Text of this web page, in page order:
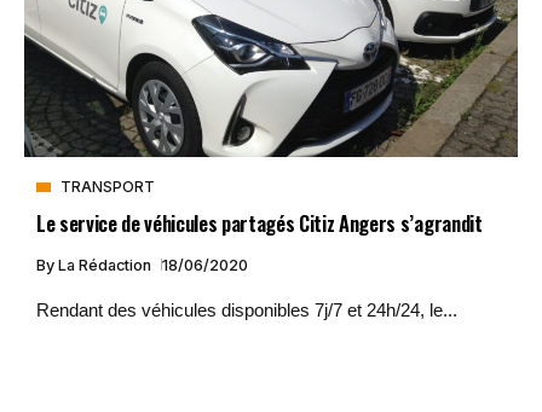
TRANSPORT
Le service de véhicules partagés Citiz Angers s’agrandit
By La Rédaction 18/06/2020
Rendant des véhicules disponibles 7j/7 et 24h/24, le...